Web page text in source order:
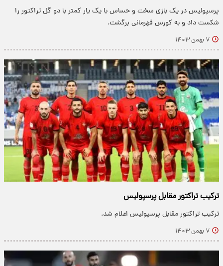
پرسپولیس در یک بازی سخت و حساس با یک یار کمتر با دو گل تراکتور را
شکست داد و به کورس قهرمانی برگشت.
۷ بهمن ۱۴۰۳
ترکیب تراکتور مقابل پرسپولیس
ترکیب تراکتور مقابل پرسپولیس اعلام شد.
۷ بهمن ۱۴۰۳